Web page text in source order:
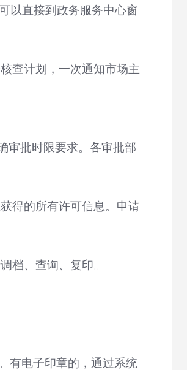
以直接到政务服务中心窗
查计划，一次通知市场主
审批时限要求。各审批部
得的所有许可信息。申请
档、查询、复印。
有电子印章的，通过系统